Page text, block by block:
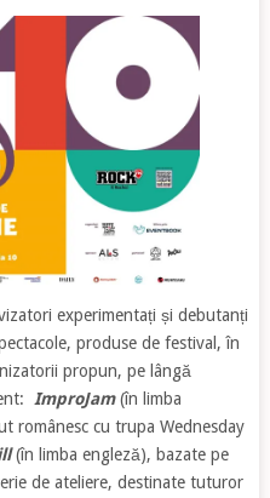
experimentați și debutanți
produse de festival, în
propun, pe lângă
ImproJam(în limba
românesc cu trupa Wednesday
(în limba engleză), bazate pe
de ateliere, destinate tuturor